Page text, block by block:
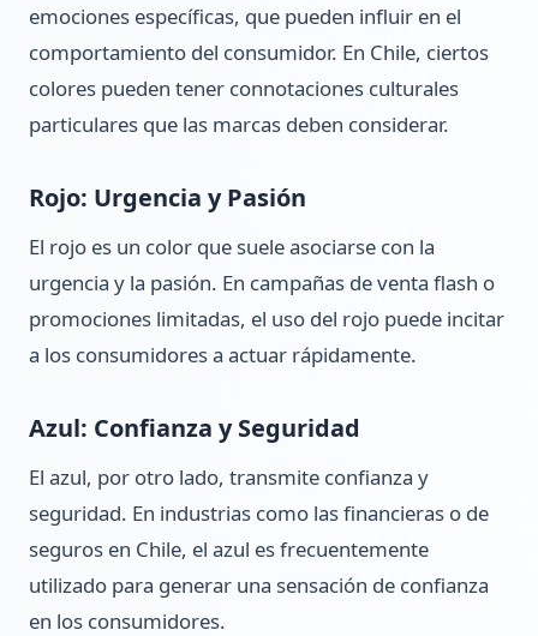
emociones específicas, que pueden influir en el
comportamiento del consumidor. En Chile, ciertos
colores pueden tener connotaciones culturales
particulares que las marcas deben considerar.
Rojo: Urgencia y Pasión
El rojo es un color que suele asociarse con la
urgencia y la pasión. En campañas de venta flash o
promociones limitadas, el uso del rojo puede incitar
a los consumidores a actuar rápidamente.
Azul: Confianza y Seguridad
El azul, por otro lado, transmite confianza y
seguridad. En industrias como las financieras o de
seguros en Chile, el azul es frecuentemente
utilizado para generar una sensación de confianza
en los consumidores.